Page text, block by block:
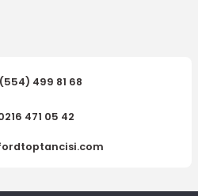
1.350,00 TL
499 81 68
471 05 42